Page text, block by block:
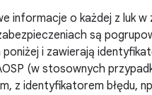
informacje o każdej z luk
są
i zawierają
(w stosownych
z identyfikatorem błędu,